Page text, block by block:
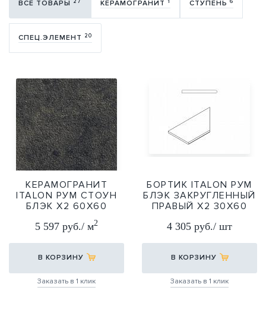
ВСЕ ТОВАРЫ КЕРАМОГРАНИТ СТУПЕНЬ
СПЕЦ.ЭЛЕМЕНТ 20
КЕРАМОГРАНИТ
ITALON РУМ СТОУН
БЛЭК Х2 60Х60
5 597 руб./ м2
В КОРЗИНУ
Заказать в 1 клик
БОРТИК ITALON РУМ
БЛЭК ЗАКРУГЛЕННЫЙ
ПРАВЫЙ Х2 30Х60
4 305 руб./ шт
В КОРЗИНУ
Заказать в 1 клик